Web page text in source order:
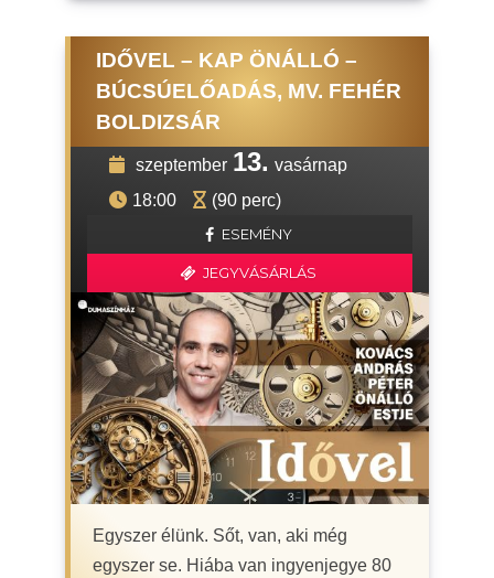
IDŐVEL – KAP ÖNÁLLÓ –
BÚCSÚELŐADÁS, MV. FEHÉR
BOLDIZSÁR
szeptember 13. vasárnap
18:00
(90 perc)
ESEMÉNY
JEGYVÁSÁRLÁS
Egyszer élünk. Sőt, van, aki még
egyszer se. Hiába van ingyenjegye 80